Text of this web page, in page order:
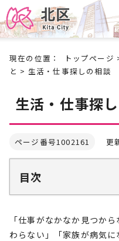
現在の位置： トップページ
と > 生活・仕事探しの相談
生活・仕事探
ページ番号1002161 更
目次
「仕事がなかなか見つか
わらない」「家族が病気